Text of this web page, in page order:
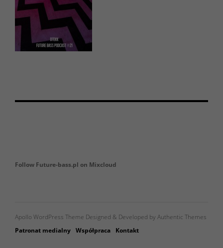
Follow Future-bass.pl on Mixcloud
Apollo WordPress Theme Designed & Developed by Authentic Themes
Patronat medialny Współpraca Kontakt